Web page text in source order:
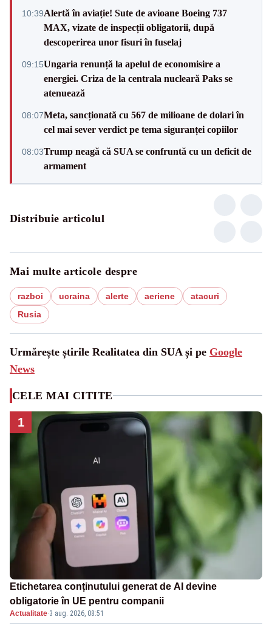
10:39Alertă în aviație! Sute de avioane Boeing 737
MAX, vizate de inspecții obligatorii, după
descoperirea unor fisuri în fuselaj
09:15Ungaria renunță la apelul de economisire a
energiei. Criza de la centrala nucleară Paks se
atenuează
08:07Meta, sancționată cu 567 de milioane de dolari în
cel mai sever verdict pe tema siguranței copiilor
08:03Trump neagă că SUA se confruntă cu un deficit de
armament
Distribuie articolul
Mai multe articole despre
razboi ucraina alerte aeriene
atacuri
Rusia
Urmărește știrile Realitatea din SUA și pe Google
News
CELE MAI CITITE
1
Etichetarea conținutului generat de AI devine
obligatorie în UE pentru companii
Actualitate·3 aug. 2026, 08:51